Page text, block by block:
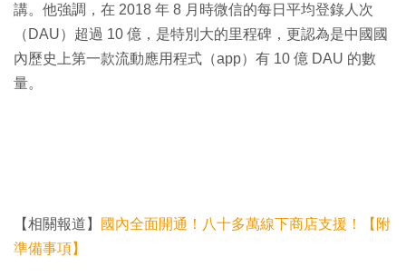
講。他強調，在 2018 年 8 月時微信的每日平均登錄人次
（DAU）超過 10 億，是特別大的里程碑，更認為是中國國
內歷史上第一款流動應用程式（app）有 10 億 DAU 的數
量。
【相關報道】
國內全面開通！八十多萬線下商店支援！【附
準備事項】